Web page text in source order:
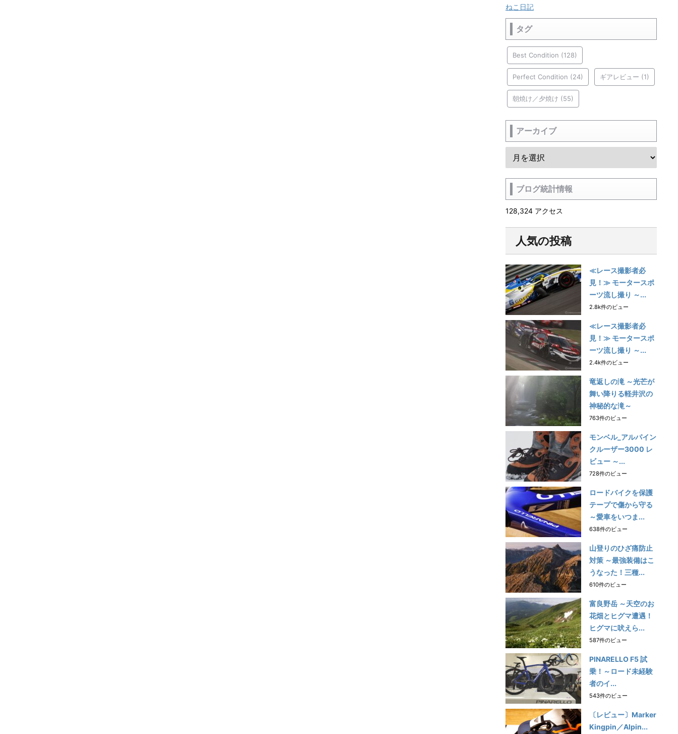
ねこ日記
タグ
Best Condition (128)
Perfect Condition (24) ギアレビュー (1)
朝焼け／夕焼け (55)
アーカイブ
ブログ統計情報
128,324 アクセス
人気の投稿
≪レース撮影者必
見！≫ モータースポ
ーツ流し撮り ～...
2.8k件のビュー
≪レース撮影者必
見！≫ モータースポ
ーツ流し撮り ～...
2.4k件のビュー
竜返しの滝 ～光芒が
舞い降りる軽井沢の
神秘的な滝～
763件のビュー
モンベル_アルパイン
クルーザー3000 レ
ビュー ～...
728件のビュー
ロードバイクを保護
テープで傷から守る
～愛車をいつま...
638件のビュー
山登りのひざ痛防止
対策 ～最強装備はこ
うなった！三種...
610件のビュー
富良野岳 ～天空のお
花畑とヒグマ遭遇！
ヒグマに吠えら...
587件のビュー
PINARELLO F5 試
乗！～ロード未経験
者のイ...
543件のビュー
〔レビュー〕Marker
Kingpin／Alpin...